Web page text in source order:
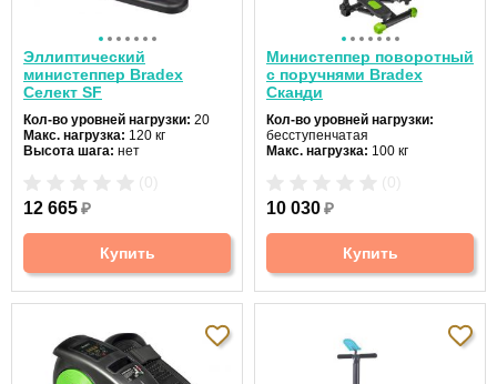
Эллиптический
министеппер Bradex
Селект SF
Кол-во уровней нагрузки: 20
Макс. нагрузка: 120 кг
Высота шага: нет
Датчики пульса:
12 665₽
Купить
Министеппер поворотный
с поручнями Bradex
Сканди
Кол-во уровней нагрузки:
бесступенчатая
Макс. нагрузка: 100 кг
Датчики пульса:
Цвет:черный
10 030₽
Купить